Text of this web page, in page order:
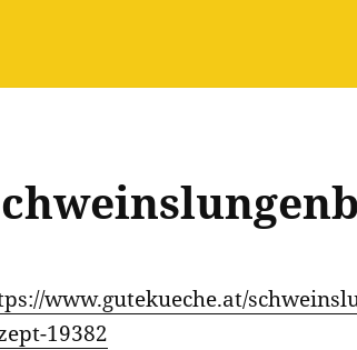
www.gutekueche.at/
19382